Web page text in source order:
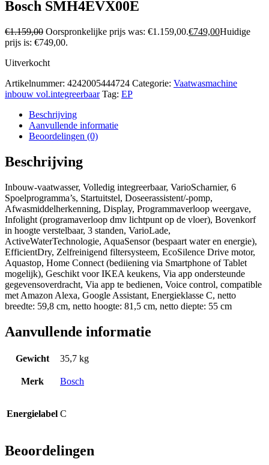
Bosch SMH4EVX00E
€1.159,00 Oorspronkelijke prijs was: €1.159,00.€749,00Huidige
prijs is: €749,00.
Uitverkocht
Artikelnummer: 4242005444724 Categorie: Vaatwasmachine
inbouw vol.integreerbaar Tag: EP
Beschrijving
Aanvullende informatie
Beoordelingen (0)
Beschrijving
Inbouw-vaatwasser, Volledig integreerbaar, VarioScharnier, 6
Spoelprogramma’s, Startuitstel, Doseerassistent/-pomp,
Afwasmiddelherkenning, Display, Programmaverloop weergave,
Infolight (programaverloop dmv lichtpunt op de vloer), Bovenkorf
in hoogte verstelbaar, 3 standen, VarioLade,
ActiveWaterTechnologie, AquaSensor (bespaart water en energie),
EfficientDry, Zelfreinigend filtersysteem, EcoSilence Drive motor,
Aquastop, Home Connect (bediiening via Smartphone of Tablet
mogelijk), Geschikt voor IKEA keukens, Via app ondersteunde
gegevensoverdracht, Via app te bedienen, Voice control, compatible
met Amazon Alexa, Google Assistant, Energieklasse C, netto
breedte: 59,8 cm, netto hoogte: 81,5 cm, netto diepte: 55 cm
Aanvullende informatie
Gewicht 35,7 kg
Merk Bosch
Energielabel C
Beoordelingen